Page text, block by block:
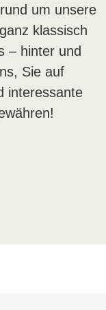
um unsere
klassisch
– hinter und
Sie auf
interessante